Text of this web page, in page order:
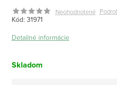
Neohodnotené
Kód: 31971
Detailné informácie
Skladom